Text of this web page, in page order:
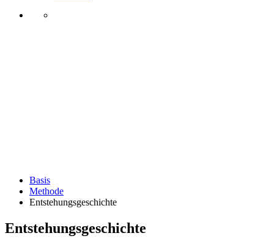
Basis
Methode
Entstehungsgeschichte
Entstehungsgeschichte